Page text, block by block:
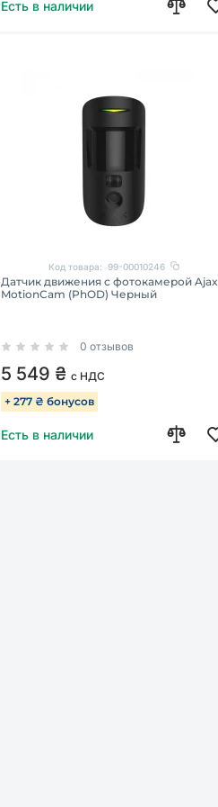
Есть в наличии
Код товара: 99-00010246
Датчик движения с фотокамерой Ajax
MotionCam (PhOD) Черный
0 отзывов
5 549 ₴ с НДС
+ 277 ₴ бонусов
Есть в наличии